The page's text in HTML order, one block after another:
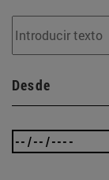
Desde